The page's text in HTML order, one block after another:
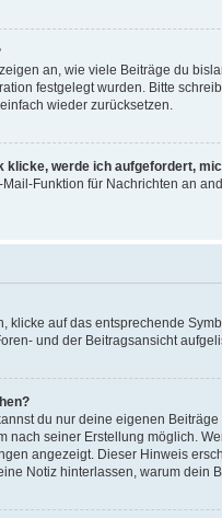
an, wie viele Beiträge du
festgelegt wurden. Bitte
wieder zurücksetzen.
klicke, werde ich aufgefordert,
Funktion für Nachrichten an
klicke auf das entsprechende
und der Beitragsansicht
du nur deine eigenen
nach seiner Erstellung möglich.
angezeigt. Dieser Hinweis
Notiz hinterlassen, warum